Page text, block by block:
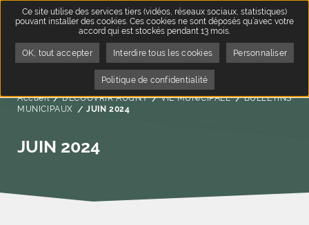
Accueil DÉCOUVRIR AUGNY VIE MUNICIPALE
BULLETINS
MUNICIPAUX
Page active :
JUIN 2024
JUIN 2024
Ce site utilise des services tiers (vidéos, réseaux sociaux, statistiques)
pouvant installer des cookies. Ces cookies ne sont déposés qu’avec votre
accord qui est stockés pendant 13 mois.
OK, tout accepter Interdire tous les cookies Personnaliser
Politique de confidentialité